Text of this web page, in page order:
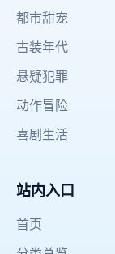
都市甜宠
古装年代
悬疑犯罪
动作冒险
喜剧生活
站内入口
首页